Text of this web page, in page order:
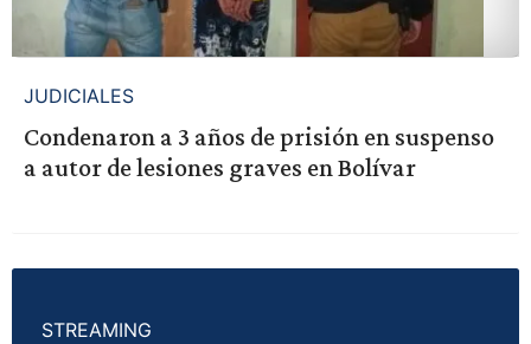
JUDICIALES
Condenaron a 3 años de prisión en suspenso
a autor de lesiones graves en Bolívar
STREAMING